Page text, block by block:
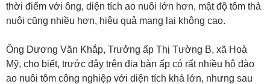
thời điểm với ông, diện tích ao nuôi lớn hơn, mật độ tôm thả
nuôi cũng nhiều hơn, hiệu quả mang lại không cao.
Ông Dương Văn Khắp, Trưởng ấp Thị Tường B, xã Hoà
Mỹ, cho biết, trước đây trên địa bàn ấp có rất nhiều hộ đào
ao nuôi tôm công nghiệp với diện tích khá lớn, nhưng sau